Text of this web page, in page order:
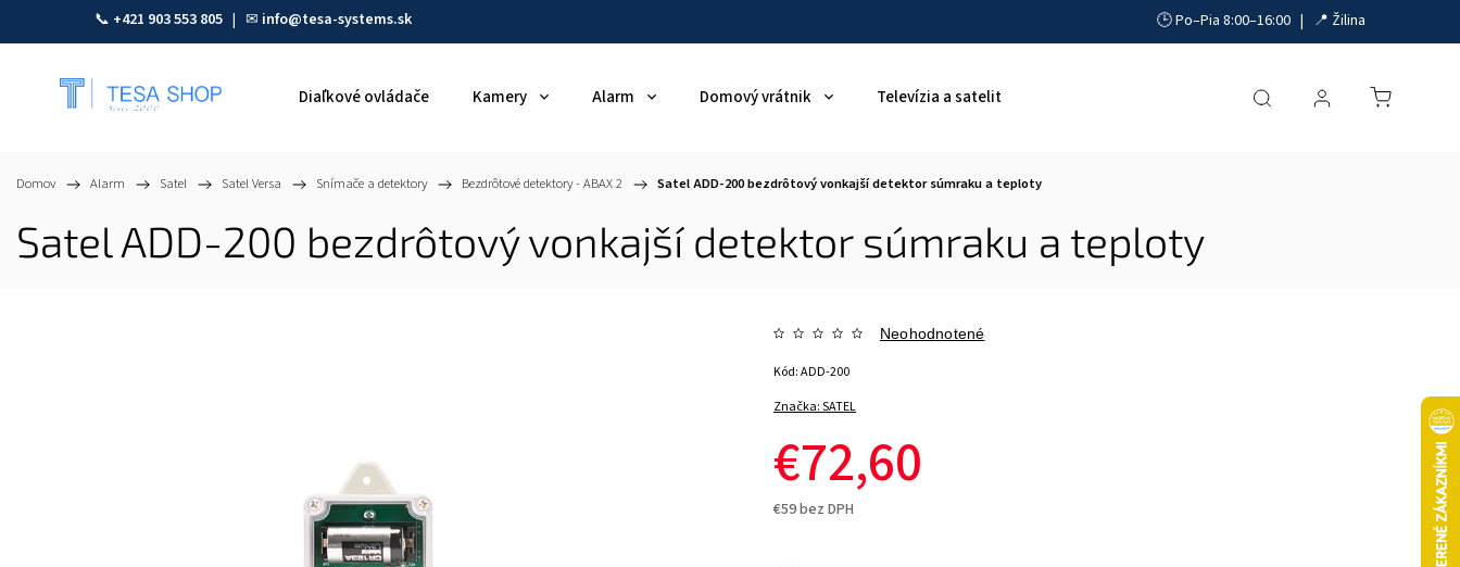
📞 +421 903 553 805 | ✉ info@tesa-systems.sk 🕒 Po–Pia 8:00–16:00 | 📍 Žilina
Diaľkové ovládače Kamery Alarm Domový vrátnik Televízia a satelit Akumulátory, UPS a zdroje Parkovacie systémy
Domov / Alarm / Satel / Satel Versa / Snímače a detektory / Bezdrôtové detektory - ABAX 2 / Satel ADD-200 bezdrôtový vonkajší detektor súmraku a teploty
Satel ADD-200 bezdrôtový vonkajší detektor súmraku a teploty
Značka:SATEL
Neohodnotené
€72,60
€59 bez DPH
Kód:ADD-200